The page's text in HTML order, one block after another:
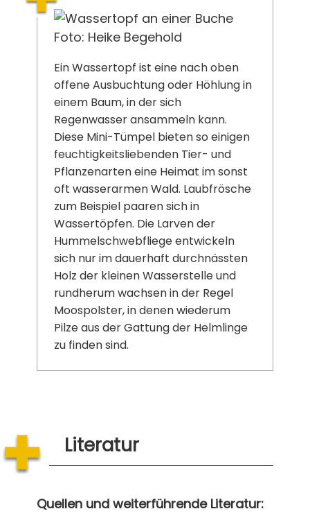
Foto: Heike Begehold
Ein Wassertopf ist eine nach oben
offene Ausbuchtung oder Höhlung in
einem Baum, in der sich
Regenwasser ansammeln kann.
Diese Mini-Tümpel bieten so einigen
feuchtigkeitsliebenden Tier- und
Pflanzenarten eine Heimat im sonst
oft wasserarmen Wald. Laubfrösche
zum Beispiel paaren sich in
Wassertöpfen. Die Larven der
Hummelschwebfliege entwickeln
sich nur im dauerhaft durchnässten
Holz der kleinen Wasserstelle und
rundherum wachsen in der Regel
Moospolster, in denen wiederum
Pilze aus der Gattung der Helmlinge
zu finden sind.
Literatur
Quellen und weiterführende Literatur: